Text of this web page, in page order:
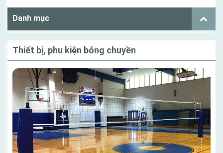
Danh mục
Thiết bị, phu kiện bóng chuyền